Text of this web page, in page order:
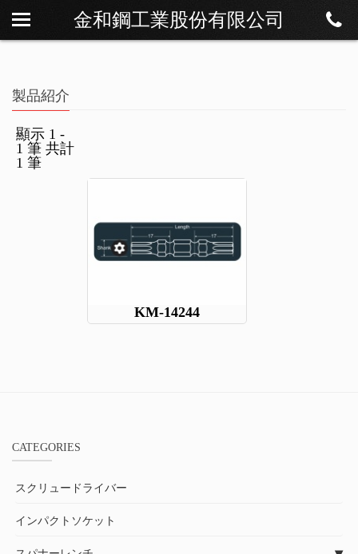
金和鋼工業股份有限公司
私たちについて
製品紹介
連絡方法
製品紹介
顯示 1 -
1 筆 共計
1 筆
KM-14244
CATEGORIES
スクリュードライバー
インパクトソケット